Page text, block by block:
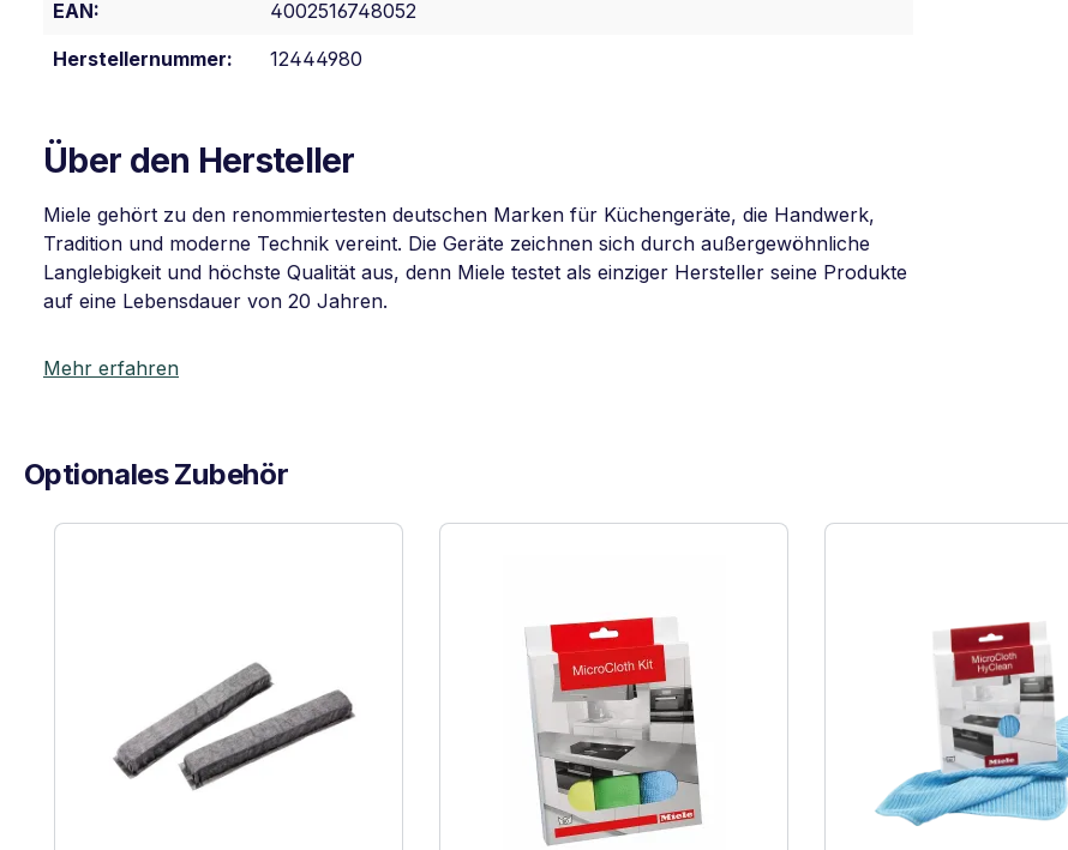
EAN:
4002516748052
Herstellernummer:
12444980
Über den Hersteller
Miele gehört zu den renommiertesten deutschen Marken für Küchengeräte, die Handwerk,
Tradition und moderne Technik vereint. Die Geräte zeichnen sich durch außergewöhnliche
Langlebigkeit und höchste Qualität aus, denn Miele testet als einziger Hersteller seine Produkte
auf eine Lebensdauer von 20 Jahren.
Mehr erfahren
Optionales Zubehör
Produktgalerie überspringen